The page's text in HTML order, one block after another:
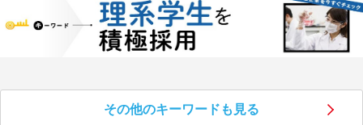
会員ID・パスワードを忘れた方はこちら
その他のキーワードも見る